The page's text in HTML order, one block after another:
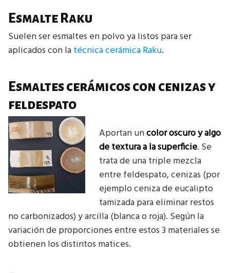
Esmalte Raku
Suelen ser esmaltes en polvo ya listos para ser
aplicados con latécnica cerámica Raku.
Esmaltes cerámicos con cenizas y
feldespato
Aportan uncolor oscuro y algo
de textura a la superficie. Se
trata de una triple mezcla
entre feldespato, cenizas (por
ejemplo ceniza de eucalipto
tamizada para eliminar restos
no carbonizados) y arcilla (blanca o roja). Según la
variación de proporciones entre estos 3 materiales se
obtienen los distintos matices.